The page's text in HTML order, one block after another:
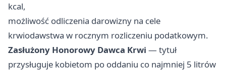
kcal,
możliwość odliczenia darowizny na cele
krwiodawstwa w rocznym rozliczeniu podatkowym.
Zasłużony Honorowy Dawca Krwi — tytuł
przysługuje kobietom po oddaniu co najmniej 5 litrów